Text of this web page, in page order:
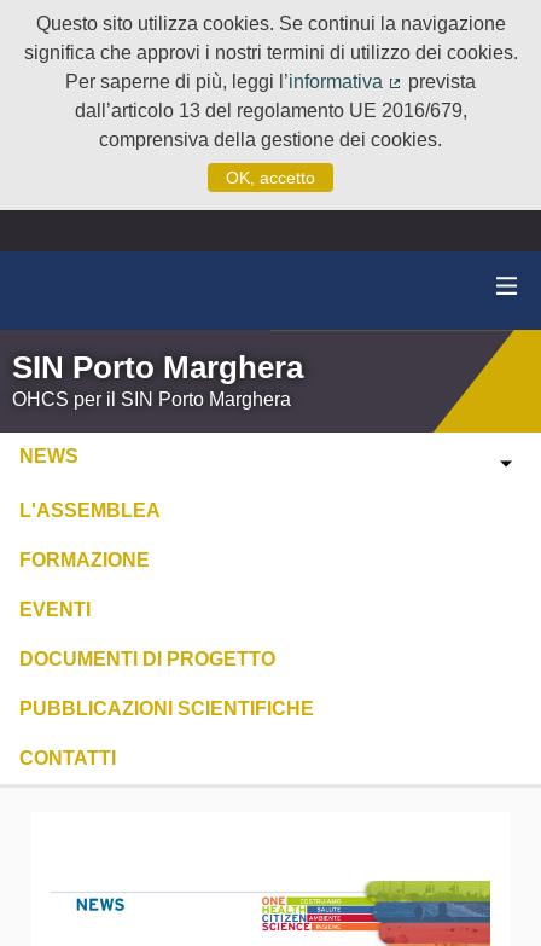
Questo sito utilizza cookies. Se continui la navigazione
significa che approvi i nostri termini di utilizzo dei cookies.
Per saperne di più, leggi l’informativa
(Collegamento
prevista
dall’articolo 13 del regolamento UE 2016/679,
comprensiva della gestione dei cookies.
OK, accetto
SIN Porto Marghera
OHCS per il SIN Porto Marghera
NEWS
L'ASSEMBLEA
FORMAZIONE
EVENTI
DOCUMENTI DI PROGETTO
PUBBLICAZIONI SCIENTIFICHE
CONTATTI